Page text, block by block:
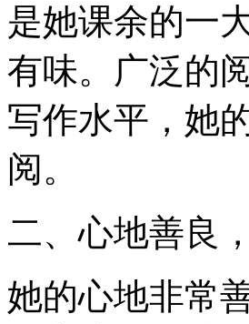
是她课余的一
有味。广泛的
写作水平，她
阅。
二、心地善良
她的心地非常